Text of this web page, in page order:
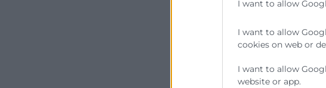
I want to allow
I want to allow
cookies on web or
I want to allow
website or app.